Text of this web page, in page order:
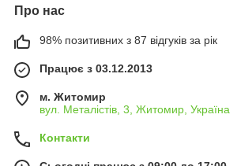
Про нас
98% позитивних з 87 відгуків за рік
Працює з 03.12.2013
м. Житомир
вул. Металістів, 3, Житомир, Україна
Контакти